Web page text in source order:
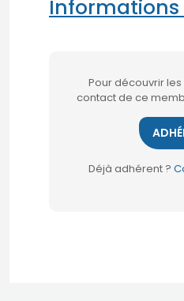
Pour découvrir
contact de ce
Déjà adhérent ?